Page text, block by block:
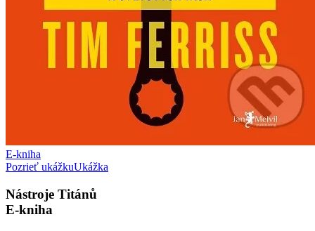
E-kniha
Pozrieť ukážkuUkážka
Nástroje Titánů
E-kniha